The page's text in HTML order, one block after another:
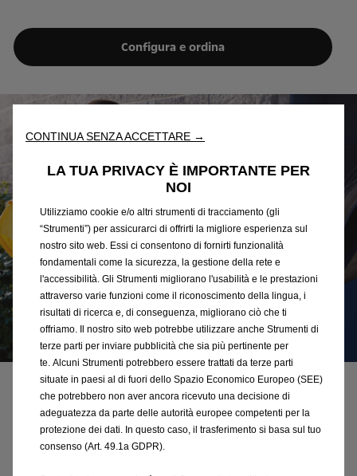
Configura e ordina
Perché scegliere l’elettrico?
Acquistando un’auto elettrica hai
CONTINUA SENZA ACCETTARE →
LA TUA PRIVACY È IMPORTANTE PER
NOI
Utilizziamo cookie e/o altri strumenti di tracciamento (gli
“Strumenti”) per assicurarci di offrirti la migliore esperienza sul
nostro sito web. Essi ci consentono di fornirti funzionalità
fondamentali come la sicurezza, la gestione della rete e
l'accessibilità. Gli Strumenti migliorano l'usabilità e le prestazioni
attraverso varie funzioni come il riconoscimento della lingua, i
risultati di ricerca e, di conseguenza, migliorano ciò che ti
offriamo. Il nostro sito web potrebbe utilizzare anche Strumenti di
terze parti per inviare pubblicità che sia più pertinente per
te. Alcuni Strumenti potrebbero essere trattati da terze parti
situate in paesi al di fuori dello Spazio Economico Europeo (SEE)
che potrebbero non aver ancora ricevuto una decisione di
adeguatezza da parte delle autorità europee competenti per la
protezione dei dati. In questo caso, il trasferimento si basa sul tuo
consenso (Art. 49.1a GDPR).